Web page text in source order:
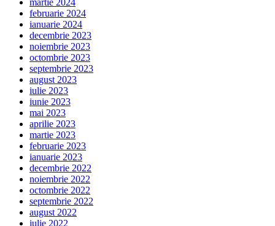
februarie 2024
ianuarie 2024
decembrie 2023
noiembrie 2023
octombrie 2023
septembrie 2023
august 2023
iulie 2023
iunie 2023
mai 2023
aprilie 2023
martie 2023
februarie 2023
ianuarie 2023
decembrie 2022
noiembrie 2022
octombrie 2022
septembrie 2022
august 2022
iulie 2022